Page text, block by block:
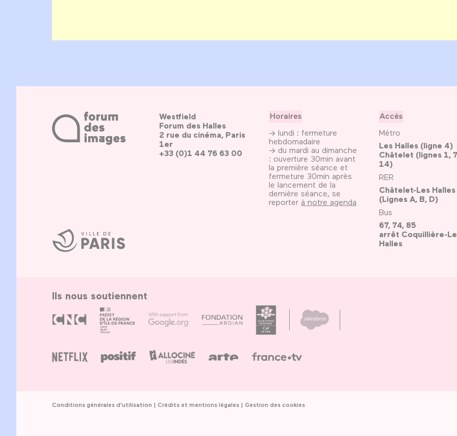
Ville
de
Paris
Westfield
Forum des Halles
2 rue du cinéma, Paris
1er
+33 (0)1 44 76 63 00
Horaires
→ lundi : fermeture
hebdomadaire
→ du mardi au dimanche
: ouverture 30min avant
la première séance et
fermeture 30min après
le lancement de la
dernière séance, se
reporter à notre agenda
Accès
Métro
Les Halles (ligne 4)
Châtelet (lignes 1,
14)
RER
Châtelet-Les Halles
(Lignes A, B, D)
Bus
67, 74, 85
arrêt Coquillière-
Halles
Ils nous soutiennent
Conditions générales d'utilisation Crédits et mentions légales Gestion des cookies